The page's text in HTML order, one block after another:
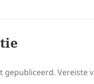
gepubliceerd. Vereiste